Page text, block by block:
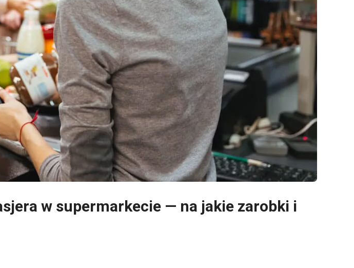
w supermarkecie — na jakie zarobki i